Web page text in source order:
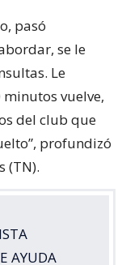
pasó
se le
Le
vuelve,
del club que
profundizó
(TN).
AYUDA